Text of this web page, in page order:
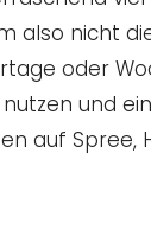
also nicht
oder
und
auf Spree,